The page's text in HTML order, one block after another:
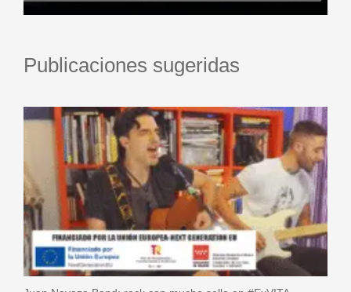
Publicaciones sugeridas